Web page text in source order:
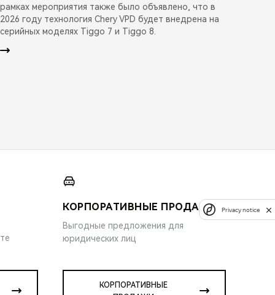
рамках мероприятия также было объявлено, что в
2026 году технология Chery VPD будет внедрена на
серийных моделях Tiggo 7 и Tiggo 8.
КОРПОРАТИВНЫЕ ПРОДАЖИ
Выгодные предложения для
юридических лиц
КОРПОРАТИВНЫЕ
Privacy notice